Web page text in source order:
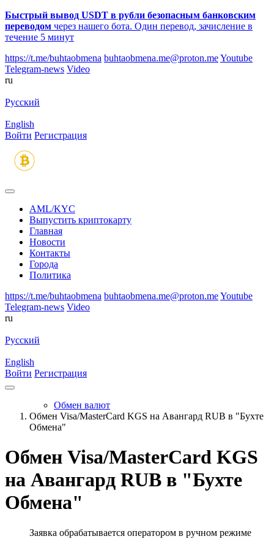
Быстрый вывод USDT в рубли безопасным банковским
переводом через нашего бота. Один перевод, зачисление в
течение 5 минут
https://t.me/buhtaobmena buhtaobmena.me@proton.meYoutube
Telegram-news Video
ru
Русский
English
Войти Регистрация
AML/KYC
Выпустить криптокарту
Главная
Новости
Контакты
Города
Политика
https://t.me/buhtaobmena buhtaobmena.me@proton.meYoutube
Telegram-news Video
ru
Русский
English
Войти Регистрация
Обмен валют
Обмен Visa/MasterCard KGS на Авангард RUB в "Бухте
Обмена"
Обмен Visa/MasterCard KGS
на Авангард RUB в "Бухте
Обмена"
Заявка обрабатывается оператором в ручном режиме